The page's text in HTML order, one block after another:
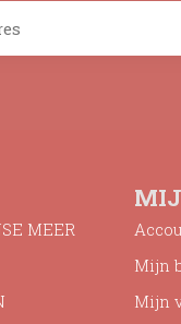
MEER
Mijn
Mijn